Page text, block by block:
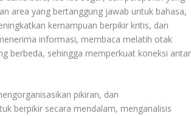
area yang bertanggung jawab untuk bahasa,
kemampuan berpikir kritis, dan
informasi, membaca melatih otak
berbeda, sehingga memperkuat koneksi antar
pikiran, dan
berpikir secara mendalam, menganalisis